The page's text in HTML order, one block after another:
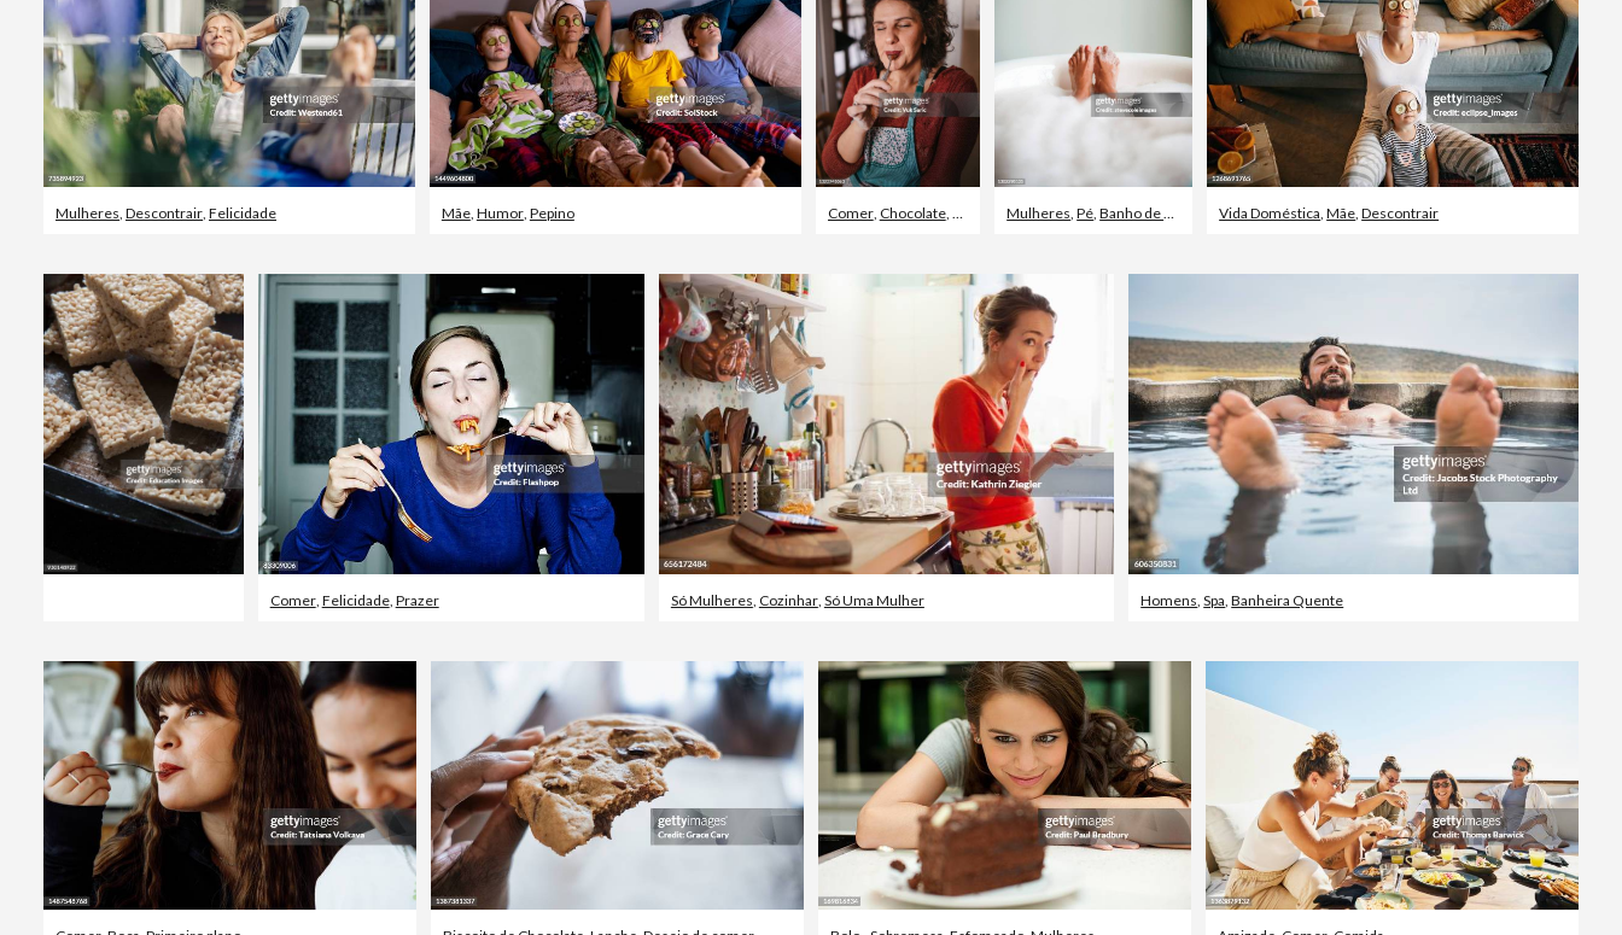
Mulheres, Descontrair, Felicidade Mãe, Humor, Pepino Comer, Chocolate, MulheresMulheres,Pé,Banho de Espuma Vida Doméstica,Mãe,Descontrair
Comer, Felicidade, Prazer Só Mulheres, Cozinhar, Só Uma Mulher Homens,Spa,Banheira Quente